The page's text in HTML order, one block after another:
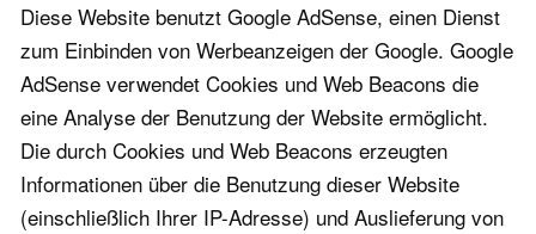
Diese Website benutzt Google AdSense, einen Dienst
zum Einbinden von Werbeanzeigen der Google. Google
AdSense verwendet Cookies und Web Beacons die
eine Analyse der Benutzung der Website ermöglicht.
Die durch Cookies und Web Beacons erzeugten
Informationen über die Benutzung dieser Website
(einschließlich Ihrer IP-Adresse) und Auslieferung von